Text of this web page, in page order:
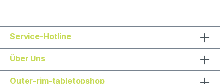
Service-Hotline
Über Uns
Outer-rim-tabletopshop